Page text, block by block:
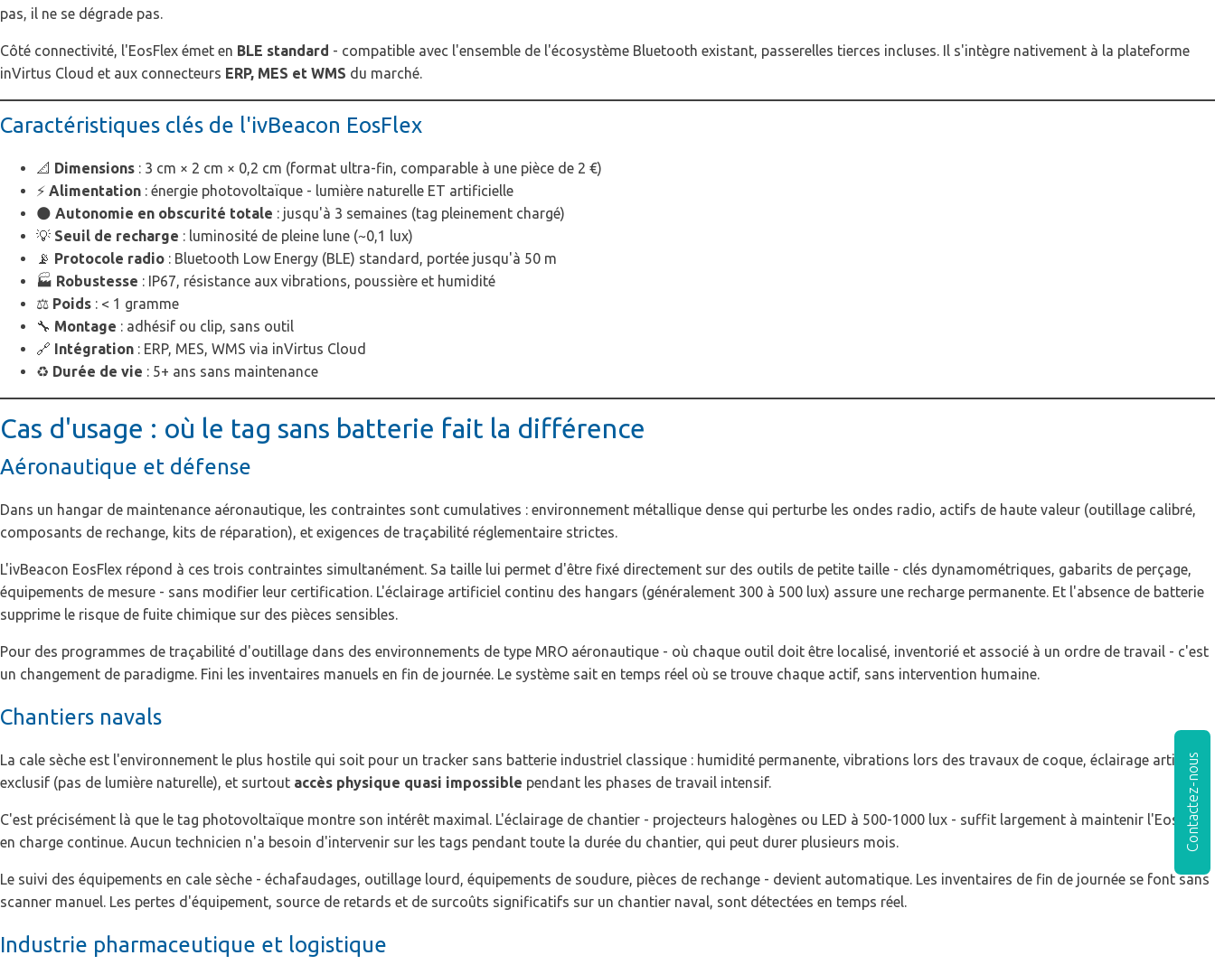
pas, il ne se dégrade pas.
Côté connectivité, l'EosFlex émet en BLE standard - compatible avec l'ensemble de l'écosystème Bluetooth existant, passerelles tierces incluses. Il s'intègre nativement à la plateforme
inVirtus Cloud et aux connecteurs ERP, MES et WMS du marché.
Caractéristiques clés de l'ivBeacon EosFlex
📐 Dimensions : 3 cm × 2 cm × 0,2 cm (format ultra-fin, comparable à une pièce de 2 €)
⚡ Alimentation : énergie photovoltaïque - lumière naturelle ET artificielle
🌑 Autonomie en obscurité totale : jusqu'à 3 semaines (tag pleinement chargé)
💡 Seuil de recharge : luminosité de pleine lune (~0,1 lux)
📡 Protocole radio : Bluetooth Low Energy (BLE) standard, portée jusqu'à 50 m
🏭 Robustesse : IP67, résistance aux vibrations, poussière et humidité
⚖️ Poids : < 1 gramme
🔧 Montage : adhésif ou clip, sans outil
🔗 Intégration : ERP, MES, WMS via inVirtus Cloud
♻️ Durée de vie : 5+ ans sans maintenance
Cas d'usage : où le tag sans batterie fait la différence
Aéronautique et défense
Dans un hangar de maintenance aéronautique, les contraintes sont cumulatives : environnement métallique dense qui perturbe les ondes radio, actifs de haute valeur (outillage calibré,
composants de rechange, kits de réparation), et exigences de traçabilité réglementaire strictes.
L'ivBeacon EosFlex répond à ces trois contraintes simultanément. Sa taille lui permet d'être fixé directement sur des outils de petite taille - clés dynamométriques, gabarits de perçage,
équipements de mesure - sans modifier leur certification. L'éclairage artificiel continu des hangars (généralement 300 à 500 lux) assure une recharge permanente. Et l'absence de batterie
supprime le risque de fuite chimique sur des pièces sensibles.
Pour des programmes de traçabilité d'outillage dans des environnements de type MRO aéronautique - où chaque outil doit être localisé, inventorié et associé à un ordre de travail - c'est
un changement de paradigme. Fini les inventaires manuels en fin de journée. Le système sait en temps réel où se trouve chaque actif, sans intervention humaine.
Chantiers navals
La cale sèche est l'environnement le plus hostile qui soit pour un tracker sans batterie industriel classique : humidité permanente, vibrations lors des travaux de coque, éclairage artificiel
exclusif (pas de lumière naturelle), et surtout accès physique quasi impossible pendant les phases de travail intensif.
C'est précisément là que le tag photovoltaïque montre son intérêt maximal. L'éclairage de chantier - projecteurs halogènes ou LED à 500-1000 lux - suffit largement à maintenir l'EosFlex
en charge continue. Aucun technicien n'a besoin d'intervenir sur les tags pendant toute la durée du chantier, qui peut durer plusieurs mois.
Le suivi des équipements en cale sèche - échafaudages, outillage lourd, équipements de soudure, pièces de rechange - devient automatique. Les inventaires de fin de journée se font sans
scanner manuel. Les pertes d'équipement, source de retards et de surcoûts significatifs sur un chantier naval, sont détectées en temps réel.
Industrie pharmaceutique et logistique
Contactez-nous